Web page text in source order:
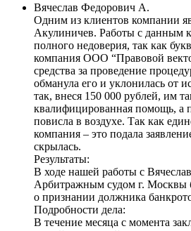
Вячеслав Федорович А.
Одним из клиентов компании
Акулиничев. Работы с данным
полного недоверия, так как
компания ООО “Правовой
средства за проведение
обманула его и уклонилась от
так, внеся 150 000 рублей, им
квалифицированная помощь, а
повисла в воздухе. Так как
компания – это подала
скрылась.
Результаты:
В ходе нашей работы с
Арбитражным судом г. Москвы
о признании должника
Подробности дела:
В течение месяца с момента